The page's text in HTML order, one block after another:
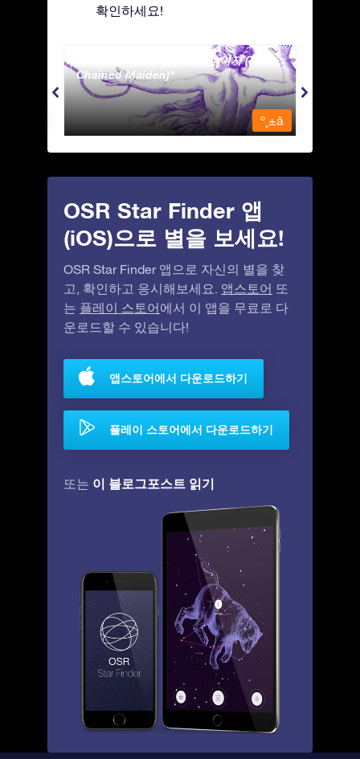
확인하세요!
Andromeda - 사슬에 묶인 여자 (The
Chained Maiden)
º¸±â
OSR Star Finder 앱
(iOS)으로 별을 보세요!
OSR Star Finder 앱으로 자신의 별을 찾
고, 확인하고 응시해보세요. 앱스토어 또
는 플레이 스토어에서 이 앱을 무료로 다
운로드할 수 있습니다!
앱스토어에서 다운로드하기
플레이 스토어에서 다운로드하기
또는 이 블로그포스트 읽기